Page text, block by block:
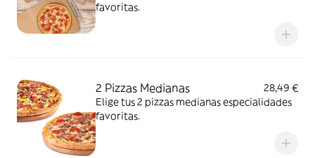
favoritas.
2 Pizzas Medianas
28,49 €
Elige tus 2 pizzas medianas especialidades
favoritas.